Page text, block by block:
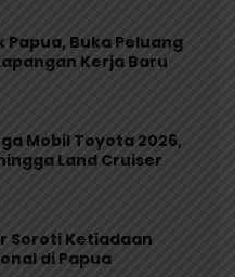
Papua, Buka Peluang
Kerja Baru
Mobil Toyota 2026,
Land Cruiser
Soroti Ketiadaan
di Papua